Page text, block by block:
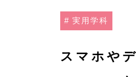
実用学科
スマホ